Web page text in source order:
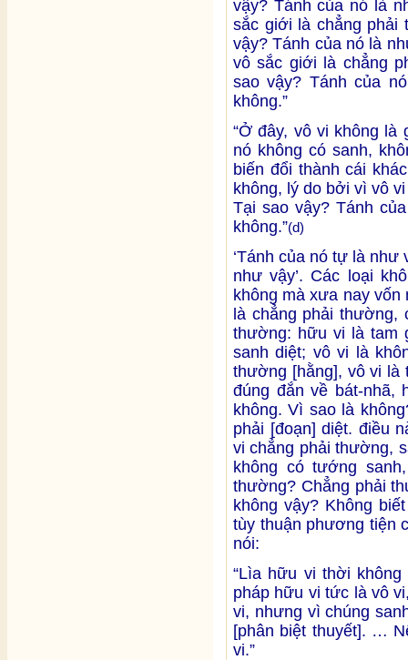
vậy? Tánh của nó là
sắc giới là chẳng phải
vậy? Tánh của nó là
vô sắc giới là chẳng
sao vậy? Tánh của
không.”
“Ở đây, vô vi không
nó không có sanh,
biến đổi thành cái
không, lý do bởi vì vô
Tại sao vậy? Tánh
không.”(d)
‘Tánh của nó tự là như
như vậy’. Các loại
không mà xưa nay
là chẳng phải thường,
thường: hữu vi là tam
sanh diệt; vô vi là
thường [hằng], vô vi
đúng đắn về bát-
không. Vì sao là
phải [đoạn] diệt. điều
vi chẳng phải thường,
không có tướng
thường? Chẳng phải
không vậy? Không
tùy thuận phương tiện
nói:
“Lìa hữu vi thời
pháp hữu vi tức là vô
vi, nhưng vì chúng
[phân biệt thuyết]. …
vi.”